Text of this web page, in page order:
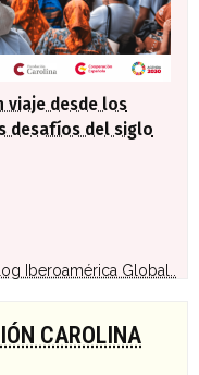
viaje desde los
desafíos del siglo
Iberoamérica Global..
CAROLINA